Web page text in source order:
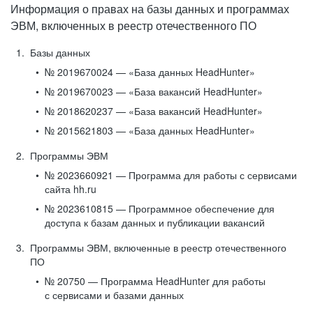
Информация о правах на базы данных и программах
ЭВМ, включенных в реестр отечественного ПО
Базы данных
№ 2019670024 — «База данных HeadHunter»
№ 2019670023 — «База вакансий HeadHunter»
№ 2018620237 — «База вакансий HeadHunter»
№ 2015621803 — «База данных HeadHunter»
Программы ЭВМ
№ 2023660921 — Программа для работы с сервисами
сайта hh.ru
№ 2023610815 — Программное обеспечение для
доступа к базам данных и публикации вакансий
Программы ЭВМ, включенные в реестр отечественного
ПО
№ 20750 — Программа HeadHunter для работы
с сервисами и базами данных